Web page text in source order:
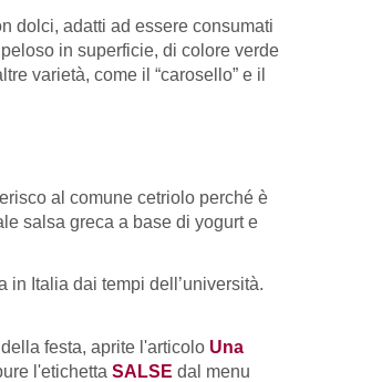
dolci, adatti ad essere consumati
in superficie, di colore verde
varietà, come il “carosello” e il
al comune cetriolo perché è
salsa greca a base di yogurt e
in Italia dai tempi dell’università.
festa, aprite l'articolo Una
l'etichetta SALSE dal menu